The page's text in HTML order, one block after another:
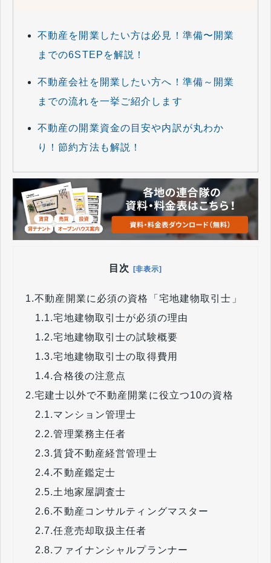
不動産を開業したい方は必見！準備〜開業
までの6STEPを解説！
不動産会社を開業したい方へ！準備～開業
までの流れを一挙ご紹介します
不動産の開業資金の目安や内訳が丸わか
り！節約方法も解説！
目次 [非表示]
1.不動産開業に必須の資格「宅地建物取引士」
1.1.宅地建物取引士が必須の理由
1.2.宅地建物取引士の試験概要
1.3.宅地建物取引士の取得費用
1.4.合格後の注意点
2.宅建士以外で不動産開業に役立つ10の資格
2.1.マンション管理士
2.2.管理業務主任者
2.3.賃貸不動産経営管理士
2.4.不動産鑑定士
2.5.土地家屋調査士
2.6.不動産コンサルティングマスター
2.7.任意売却取扱主任者
2.8.ファイナンシャルプランナー